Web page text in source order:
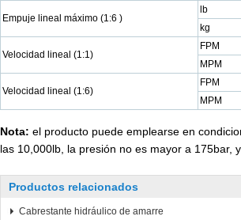
Empuje lineal máximo (1:6 )
lb
kg
Velocidad lineal (1:1)
FPM
MPM
Velocidad lineal (1:6)
FPM
MPM
Nota: el producto puede emplearse en
las 10,000lb, la presión no es mayor a 175bar,
Productos relacionados
Cabrestante hidráulico de amarre